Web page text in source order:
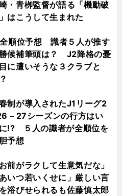
・青栁監督が語る「機動破
はこうして生まれた
順位予想 識者５人が推す
候補筆頭は？ J2降格の憂
に遭いそうな３クラブと
制が導入されたJ1リーグ2
－27シーズンの行方はい
!? ５人の識者が全順位を
予想
お前がラクして生意気だな」
あいつ若いくせに」厳しい言
浴びせられるも佐藤慎太郎